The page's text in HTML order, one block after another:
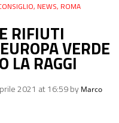
, NEWS, ROMA
RIFIUTI
VERDE
LA RAGGI
2021 at 16:59 by Marco